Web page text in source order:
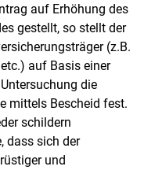
auf Erhöhung des
gestellt, so stellt der
(z.B.
etc.) auf Basis einer
die
mittels Bescheid fest.
schildern
dass sich der
und